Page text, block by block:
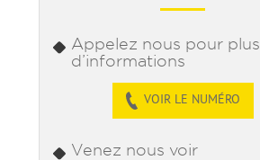
Appelez nous pour plus
d’informations
VOIR LE NUMÉRO
Venez nous voir